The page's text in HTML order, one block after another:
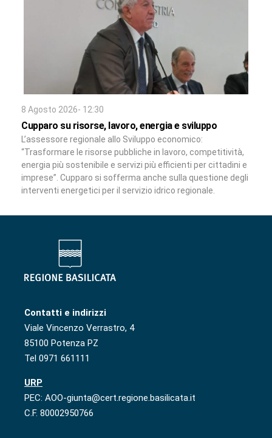
8 Agosto 2026- 12:30
Cupparo su risorse, lavoro, energia e sviluppo
L’assessore regionale allo Sviluppo economico:
“Trasformare le risorse pubbliche in lavoro, competitività,
energia più sostenibile e servizi più efficienti per cittadini e
imprese”. Cupparo si sofferma anche sulla questione degli
interventi energetici per il servizio idrico regionale.
Contatti e indirizzi
Viale Vincenzo Verrastro, 4
85100 Potenza PZ
Tel 0971 661111
URP
PEC: AOO-giunta@cert.regione.basilicata.it
C.F. 80002950766